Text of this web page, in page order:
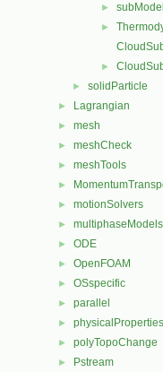
►
►
►
► solidParticle
► Lagrangian
► mesh
► meshCheck
► meshTools
►
► motionSolvers
► multiphaseModels
► ODE
► OpenFOAM
► OSspecific
► parallel
► physicalProperties
► polyTopoChange
► Pstream